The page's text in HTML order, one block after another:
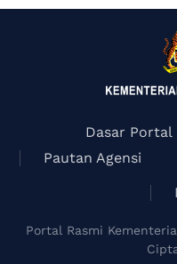
Dasar Portal
Pautan Agensi
Portal Rasmi